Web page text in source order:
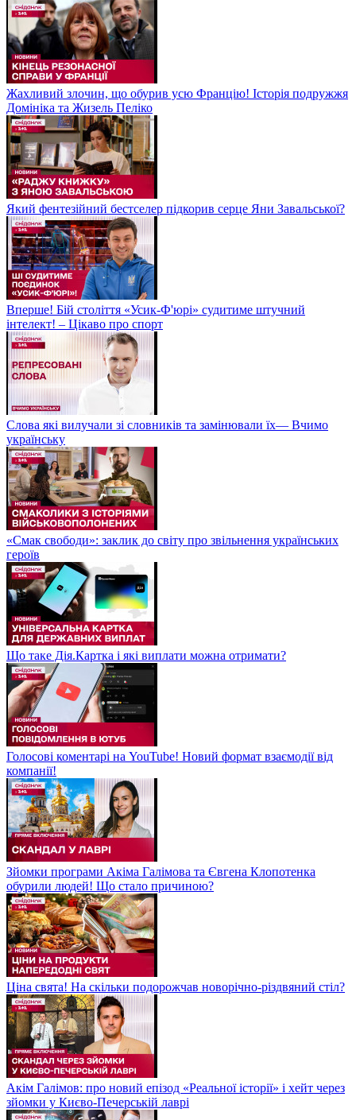
Жахливий злочин, що обурив усю Францію! Історія подружжя
Домініка та Жизель Пеліко
Який фентезійний бестселер підкорив серце Яни Завальської?
Вперше! Бій століття «Усик-Ф'юрі» судитиме штучний
інтелект! – Цікаво про спорт
Слова які вилучали зі словників та замінювали їх— Вчимо
українську
«Смак свободи»: заклик до світу про звільнення українських
героїв
Що таке Дія.Картка і які виплати можна отримати?
Голосові коментарі на YouTube! Новий формат взаємодії від
компанії!
Зйомки програми Акіма Галімова та Євгена Клопотенка
обурили людей! Що стало причиною?
Ціна свята! На скільки подорожчав новорічно-різдвяний стіл?
Акім Галімов: про новий епізод «Реальної історії» і хейт через
зйомки у Києво-Печерській лаврі